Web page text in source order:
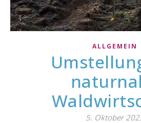
ALLGEMEIN
5. Oktober